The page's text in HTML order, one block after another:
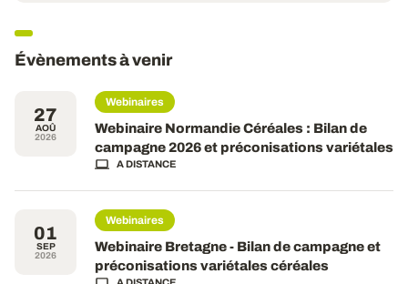
Évènements à venir
27
AOÛ
2026
Webinaires
Webinaire Normandie Céréales : Bilan de
campagne 2026 et préconisations variétales
A DISTANCE
01
SEP
2026
Webinaires
Webinaire Bretagne - Bilan de campagne et
préconisations variétales céréales
A DISTANCE